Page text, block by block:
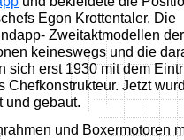
Egon Krottentaler. Die
Zweitaktmodellen
keineswegs und die
sich erst 1930 mit dem
Jetzt
und gebaut.
und Boxermotoren